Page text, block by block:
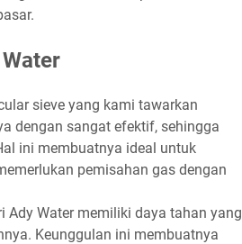
sieve yang kami tawarkan
dengan sangat efektif, sehingga
ini membuatnya ideal untuk
pemisahan gas dengan
Ady Water memiliki daya tahan yang
Keunggulan ini membuatnya